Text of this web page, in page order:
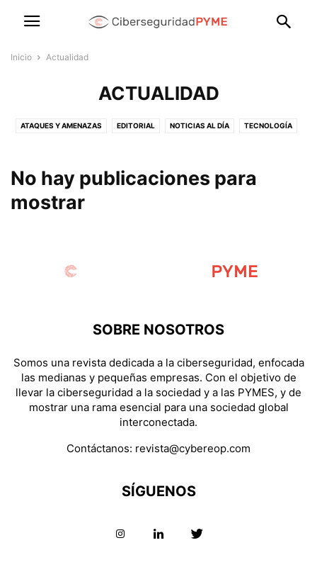
Inicio Actualidad
ACTUALIDAD
ATAQUES Y AMENAZAS EDITORIAL NOTICIAS AL DÍA TECNOLOGÍA
No hay publicaciones para
mostrar
SOBRE NOSOTROS
Somos una revista dedicada a la ciberseguridad, enfocada
las medianas y pequeñas empresas. Con el objetivo de
llevar la ciberseguridad a la sociedad y a las PYMES, y de
mostrar una rama esencial para una sociedad global
interconectada.
Contáctanos: revista@cybereop.com
SÍGUENOS